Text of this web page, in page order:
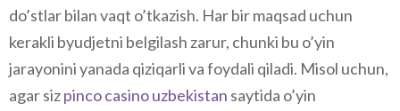
do’stlar bilan vaqt o’tkazish. Har bir maqsad uchun
kerakli byudjetni belgilash zarur, chunki bu o’yin
jarayonini yanada qiziqarli va foydali qiladi. Misol uchun,
agar sizpinco casino uzbekistan saytida o’yin